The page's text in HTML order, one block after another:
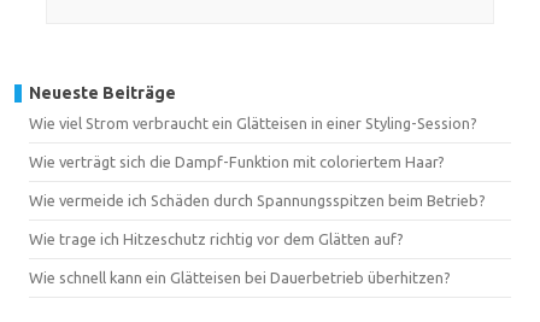
Neueste Beiträge
Wie viel Strom verbraucht ein Glätteisen in einer Styling-Session?
Wie verträgt sich die Dampf-Funktion mit coloriertem Haar?
Wie vermeide ich Schäden durch Spannungsspitzen beim Betrieb?
Wie trage ich Hitzeschutz richtig vor dem Glätten auf?
Wie schnell kann ein Glätteisen bei Dauerbetrieb überhitzen?